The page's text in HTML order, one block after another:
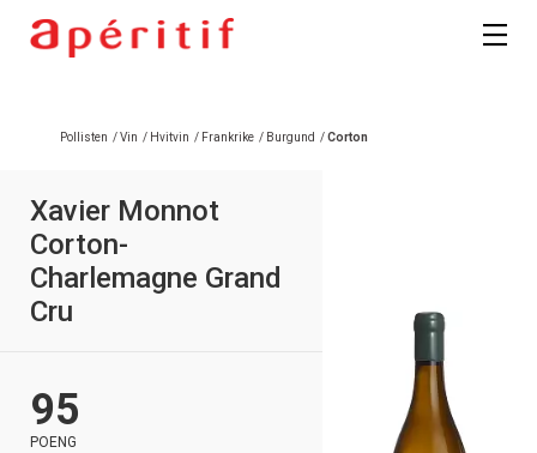
Pollisten /Vin / Hvitvin / Frankrike / Burgund /Corton
Xavier Monnot
Corton-
Charlemagne Grand
Cru
95
POENG